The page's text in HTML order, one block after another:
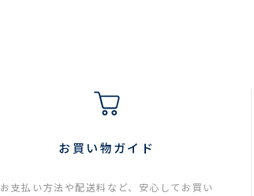
お買い物ガイド
お支払い方法や配送料など、安心してお買い